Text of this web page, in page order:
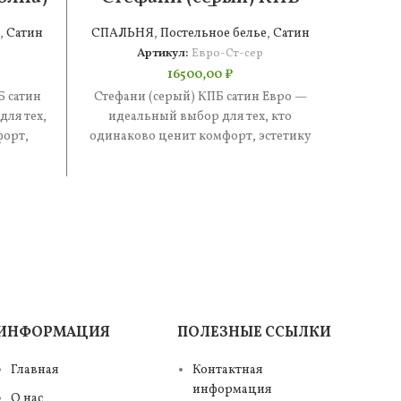
, Сатин
сатин
тех,
сатин Евро
СПАЛЬНЯ, Постельное белье, Сатин
Артикул: Евро-Ст-сер
16500,00₽
Стефани (серый) КПБ сатин Евро —
идеальный выбор для тех, кто
одинаково ценит комфорт, эстетику
Главная
ПОЛЕЗНЫЕ ССЫЛКИ
Контактная
информация